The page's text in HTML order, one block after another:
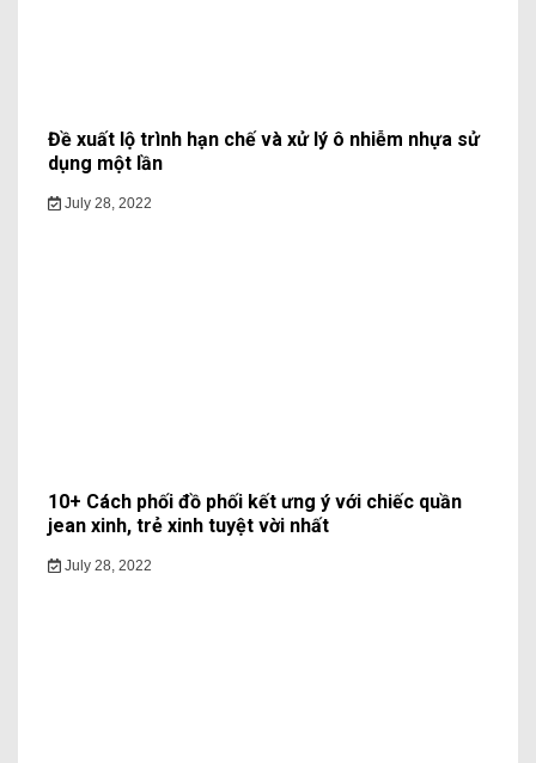
Đề xuất lộ trình hạn chế và xử lý ô nhiễm nhựa sử
dụng một lần
July 28, 2022
10+ Cách phối đồ phối kết ưng ý với chiếc quần
jean xinh, trẻ xinh tuyệt vời nhất
July 28, 2022